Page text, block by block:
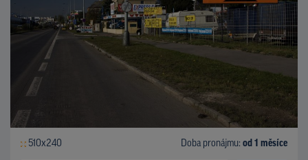
510x240 Doba pronájmu: od 1 měsíce